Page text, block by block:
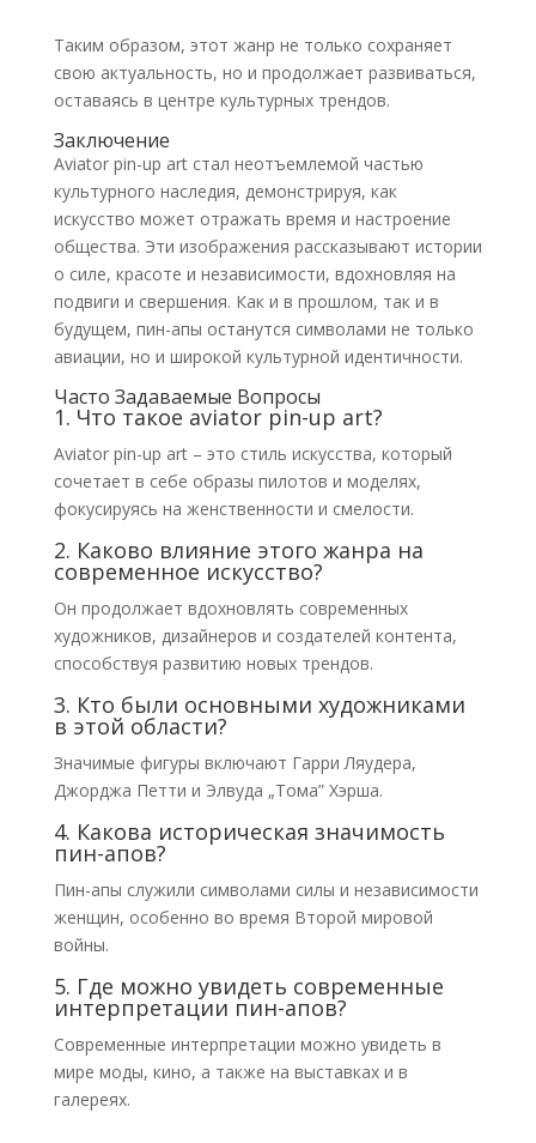
Таким образом, этот жанр не только сохраняет
свою актуальность, но и продолжает развиваться,
оставаясь в центре культурных трендов.
Заключение
Aviator pin-up art стал неотъемлемой частью
культурного наследия, демонстрируя, как
искусство может отражать время и настроение
общества. Эти изображения рассказывают истории
о силе, красоте и независимости, вдохновляя на
подвиги и свершения. Как и в прошлом, так и в
будущем, пин-апы останутся символами не только
авиации, но и широкой культурной идентичности.
Часто Задаваемые Вопросы
1. Что такое aviator pin-up art?
Aviator pin-up art – это стиль искусства, который
сочетает в себе образы пилотов и моделях,
фокусируясь на женственности и смелости.
2. Каково влияние этого жанра на
современное искусство?
Он продолжает вдохновлять современных
художников, дизайнеров и создателей контента,
способствуя развитию новых трендов.
3. Кто были основными художниками
в этой области?
Значимые фигуры включают Гарри Ляудера,
Джорджа Петти и Элвуда „Тома” Хэрша.
4. Какова историческая значимость
пин-апов?
Пин-апы служили символами силы и независимости
женщин, особенно во время Второй мировой
войны.
5. Где можно увидеть современные
интерпретации пин-апов?
Современные интерпретации можно увидеть в
мире моды, кино, а также на выставках и в
галереях.